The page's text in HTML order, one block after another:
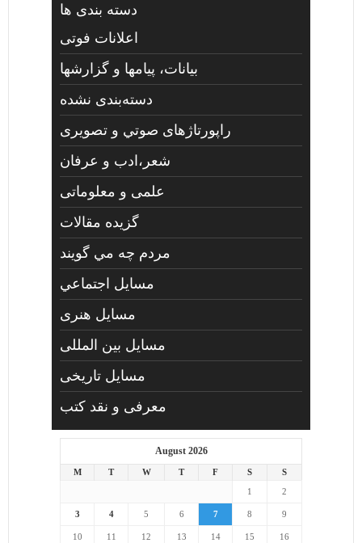
دسته بندی ها
اعلانات فوتی
بیانات، پیامها و گزارشها
دسته‌بندی نشده
راپورتاژهای صوتي و تصويری
شعر،ادب و عرفان
علمی و معلوماتی
گزیده مقالات
مردم چه مي گويند
مسايل اجتماعي
مسايل هنری
مسایل بین المللی
مسایل تاریخی
معرفی و نقد کتب
August 2026
M T W T F S
S
1
2
3 4 5 6 7 8 9
10 11 12 13 14 15 16